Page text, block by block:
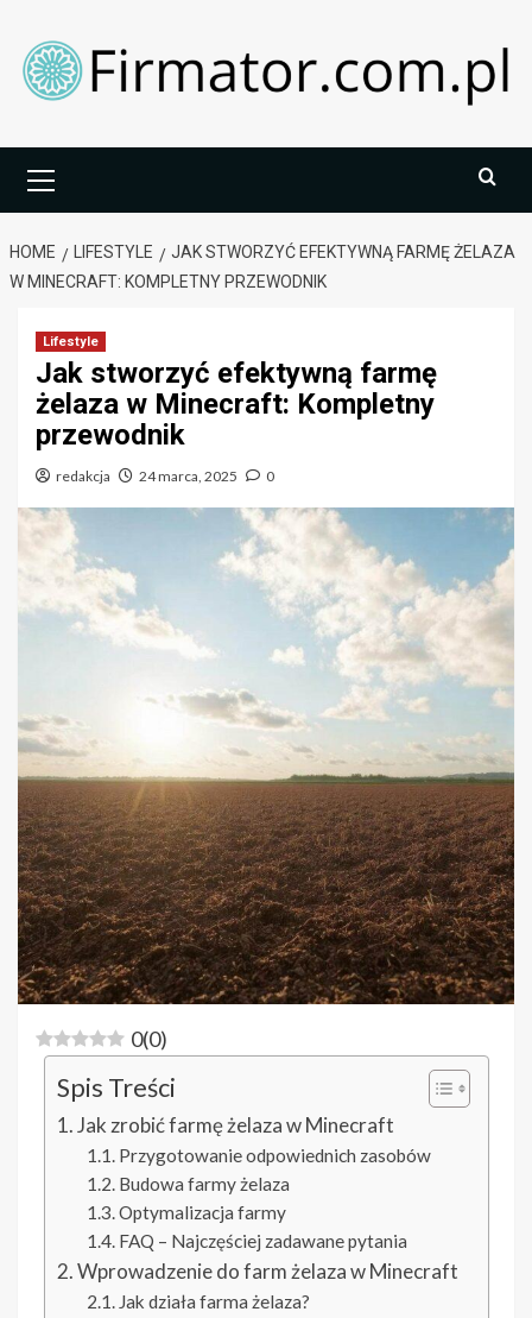
content
Menu
HOME LIFESTYLE
JAK STWORZYĆ EFEKTYWNĄ FARMĘ ŻELAZA
W MINECRAFT: KOMPLETNY PRZEWODNIK
Lifestyle
Jak stworzyć efektywną farmę
żelaza w Minecraft: Kompletny
przewodnik
redakcja 24 marca, 2025 0
0(0)
Spis Treści
Jak zrobić farmę żelaza w Minecraft
Przygotowanie odpowiednich zasobów
Budowa farmy żelaza
Optymalizacja farmy
FAQ – Najczęściej zadawane pytania
Wprowadzenie do farm żelaza w Minecraft
Jak działa farma żelaza?